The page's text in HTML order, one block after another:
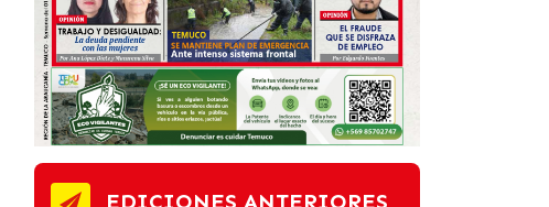
EDICIONES ANTERIORES